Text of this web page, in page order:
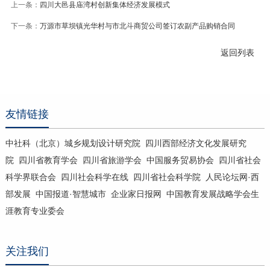
上一条： 四川大邑县庙湾村创新集体经济发展模式
下一条： 万源市草坝镇光华村与市北斗商贸公司签订农副产品购销合同
返回列表
友情链接
中社科（北京）城乡规划设计研究院 四川西部经济文化发展研究
院 四川省教育学会 四川省旅游学会 中国服务贸易协会
四川省社会
科学界联合会
四川社会科学在线 四川省社会科学院
人民论坛网·西
部发展 中国报道·智慧城市 企业家日报网
中国教育发展战略学会生
涯教育专业委会
关注我们